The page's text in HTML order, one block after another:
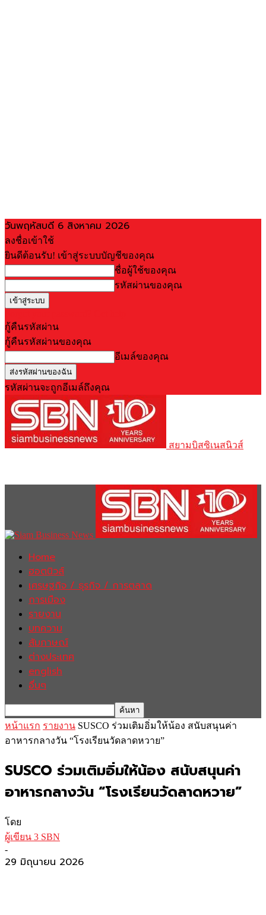
วันพฤหัสบดี 6 สิงหาคม 2026
ลงชื่อเข้าใช้
ยินดีต้อนรับ! เข้าสู่ระบบบัญชีของคุณ
ชื่อผู้ใช้ของคุณ
รหัสผ่านของคุณ
กู้คืนรหัสผ่าน
กู้คืนรหัสผ่านของคุณ
อีเมล์ของคุณ
รหัสผ่านจะถูกอีเมล์ถึงคุณ
สยามบิสซิเนสนิวส์
Home
ฮอตนิวส์
เศรษฐกิจ / ธุรกิจ / การตลาด
การเมือง
รายงาน
บทความ
สัมภาษณ์
ต่างประเทศ
english
อื่นๆ
หน้าแรก รายงาน SUSCO ร่วมเติมอิ่มให้น้อง สนับสนุนค่า
อาหารกลางวัน “โรงเรียนวัดลาดหวาย”
SUSCO ร่วมเติมอิ่มให้น้อง สนับสนุนค่า
อาหารกลางวัน “โรงเรียนวัดลาดหวาย”
โดย
ผู้เขียน 3 SBN
-
29 มิถุนายน 2026